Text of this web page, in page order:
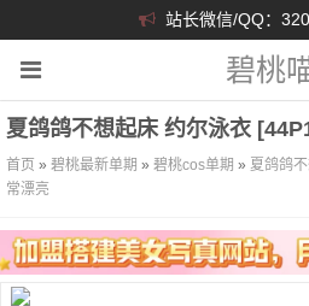
站长微信/QQ：
碧桃
夏鸽鸽不想起床 约尔泳衣
首页 » 碧桃最新单期 » 碧桃cos单期 » 夏鸽鸽
常漂亮